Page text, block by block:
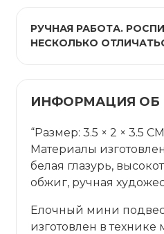
РУЧНАЯ РАБОТА.
НЕСКОЛЬКО
ИНФОРМАЦИЯ ОБ
“Размер: 3.5 × 2 × 3.5
Материалы
белая глазурь,
обжиг, ручная
Елочный мини подвес
изготовлен в